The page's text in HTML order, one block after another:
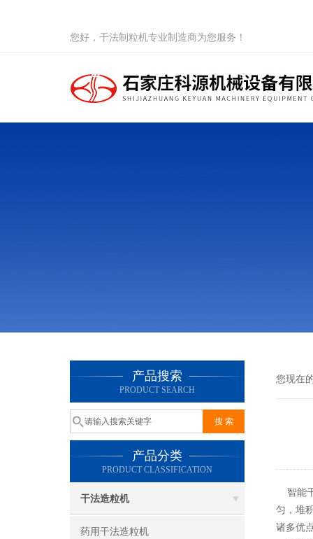
您好，干法制粒机专业制造商为您服务！
产品搜索
PRODUCT SEARCH
产品分类
PRODUCT CLASSIFICATION
干法造粒机
药用干法造粒机
您现在
智能干
匀，堆
诸多优